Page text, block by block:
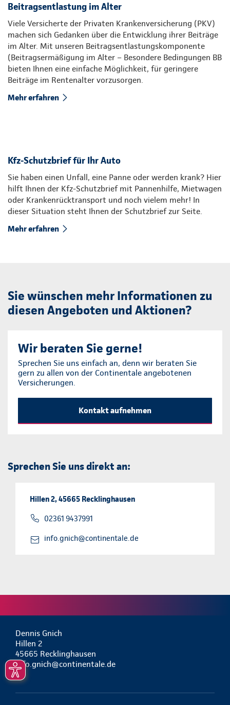
Beitragsentlastung im Alter
Viele Versicherte der Privaten Krankenversicherung (PKV)
machen sich Gedanken über die Entwicklung ihrer Beiträge
im Alter. Mit unseren Beitragsentlastungskomponente
(Beitragsermäßigung im Alter – Besondere Bedingungen BB
bieten Ihnen eine einfache Möglichkeit, für geringere
Beiträge im Rentenalter vorzusorgen.
Mehr erfahren
Kfz-Schutzbrief für Ihr Auto
Sie haben einen Unfall, eine Panne oder werden krank? Hier
hilft Ihnen der Kfz-Schutzbrief mit Pannenhilfe, Mietwagen
oder Krankenrücktransport und noch vielem mehr! In
dieser Situation steht Ihnen der Schutzbrief zur Seite.
Mehr erfahren
Sie wünschen mehr Informationen zu
diesen Angeboten und Aktionen?
Wir beraten Sie gerne!
Sprechen Sie uns einfach an, denn wir beraten Sie
gern zu allen von der Continentale angebotenen
Versicherungen.
Kontakt aufnehmen
Sprechen Sie uns direkt an:
Hillen 2, 45665 Recklinghausen
02361 9437991
info.gnich@continentale.de
Dennis Gnich
Hillen 2
45665 Recklinghausen
info.gnich@continentale.de